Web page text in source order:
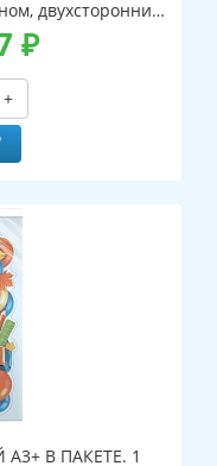
двухсторонний,
₽
+
В ПАКЕТЕ. 1